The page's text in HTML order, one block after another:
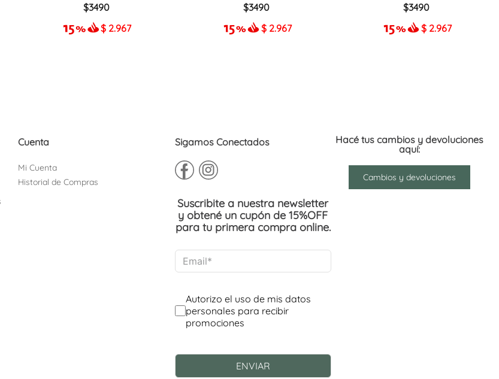
3490
$ 2.967
3490
$ 2.967
3490
$ 2.967
Cuenta
Mi Cuenta
Historial de Compras
Sigamos Conectados
Suscribite a nuestra newsletter
y obtené un cupón de 15%OFF
para tu primera compra online.
Hacé tus cambios y devoluciones
aquí:
Cambios y devoluciones